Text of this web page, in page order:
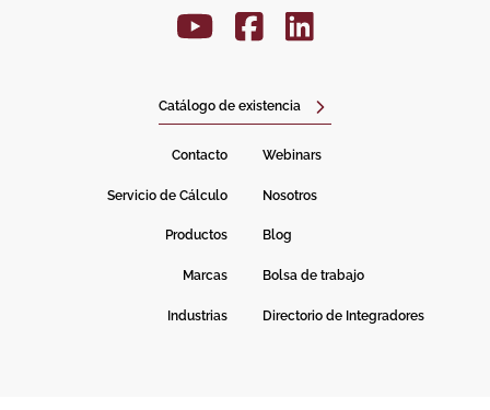
Catálogo de existencia
Contacto Webinars
Servicio de Cálculo Nosotros
Productos Blog
Marcas Bolsa de trabajo
Industrias Directorio de Integradores